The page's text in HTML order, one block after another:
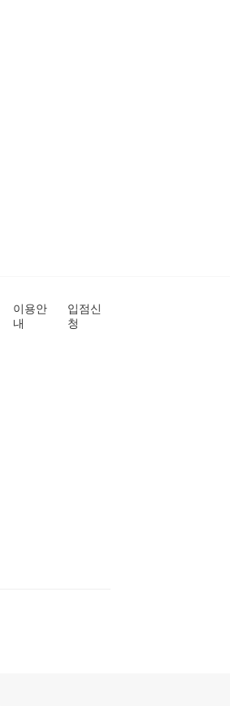
이용안
내
입점신
청